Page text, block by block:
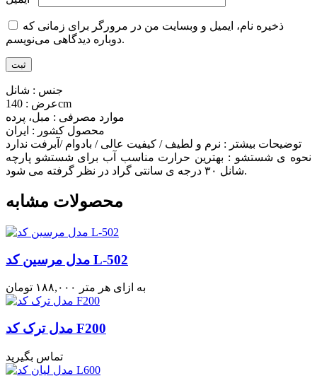
ذخیره نام، ایمیل و وبسایت من در مرورگر برای زمانی که
دوباره دیدگاهی می‌نویسم.
جنس : شانل
عرض : 140cm
موارد مصرفی : مبل، پرده
محصول کشور : ایران
توضیحات بیشتر : نرم و لطیف / کیفیت عالی / بادوام /آبرفت ندارد
نحوه ی شستشو : بهترین حرارت مناسب آب برای شستشو پارچه
شانل ۳۰ درجه ی سانتی گراد در نظر گرفته می شود.
محصولات مشابه
مدل مرسین کد L-502
۱۸۸,۰۰۰ تومان به ازای هر متر
مدل ترک کد F200
تماس بگیرید